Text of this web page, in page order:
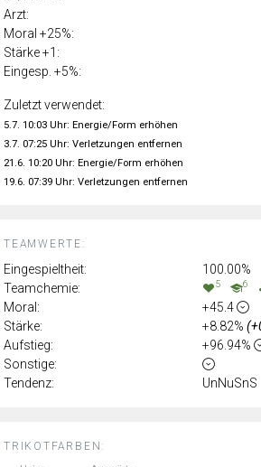
TRIKOTFARBEN:
TEAMWERTE:
Eingespieltheit:
100.00%
Teamchemie:
5 6
Moral:
+45.4
Stärke:
+8.82%
Aufstieg:
+96.94%
Sonstige:
Tendenz:
UnNuSnS
Arzt:
Moral +25%:
Stärke +1:
Eingesp. +5%:
Zuletzt verwendet:
5.7. 10:03 Uhr: Energie/Form erhöhen
3.7. 07:25 Uhr: Verletzungen entfernen
21.6. 10:20 Uhr: Energie/Form erhöhen
19.6. 07:39 Uhr: Verletzungen entfernen